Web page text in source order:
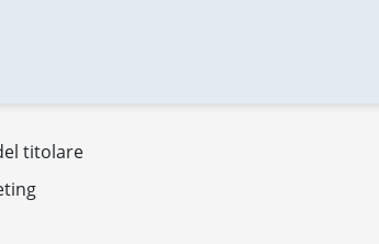
titolare